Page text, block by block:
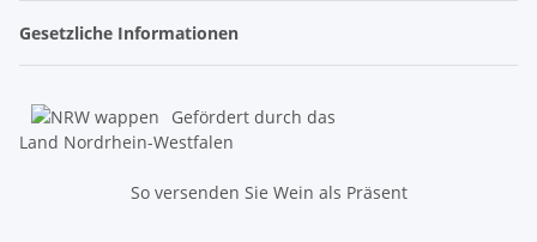
Gesetzliche Informationen
Gefördert durch das
Land Nordrhein-Westfalen
So versenden Sie Wein als Präsent